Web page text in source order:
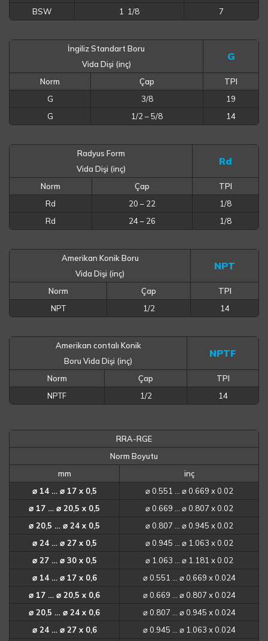
BSW 1 1/8 7
İngiliz Standart Boru
Vida Dişi (inç)
G
Norm Çap
TPI
G
3/8
19
G
1/2 – 5/8 14
Radyus Form
Vida Dişi (inç)
Rd
Norm Çap
TPI
Rd
20 – 22
1/8
Rd
24 – 26 1/8
Amerikan Konik Boru
Vida Dişi (inç)
NPT
Norm Çap
TPI
NPT
1/2 14
Amerikan contalı Konik
Boru Vida Dişi (inç)
NPTF
Norm Çap
TPI
NPTF
1/2 14
RRA-RGE
Norm Boyutu
mm
inç
⌀ 14 … ⌀ 17 x 0,5
⌀ 0.551 … ⌀ 0.669 x 0.02
⌀ 17 … ⌀ 20,5 x 0,5
⌀ 0.669 … ⌀ 0.807 x 0.02
⌀ 20,5 … ⌀ 24 x 0,5
⌀ 0.807 … ⌀ 0.945 x 0.02
⌀ 24 … ⌀ 27 x 0,5
⌀ 0.945 … ⌀ 1.063 x 0.02
⌀ 27 … ⌀ 30 x 0,5
⌀ 1.063 … ⌀ 1.181 x 0.02
⌀ 14 … ⌀ 17 x 0,6
⌀ 0.551 … ⌀ 0.669 x 0.024
⌀ 17 … ⌀ 20,5 x 0,6
⌀ 0.669 … ⌀ 0.807 x 0.024
⌀ 20,5 … ⌀ 24 x 0,6
⌀ 0.807 … ⌀ 0.945 x 0.024
⌀ 24 … ⌀ 27 x 0,6
⌀ 0.945 … ⌀ 1.063 x 0.024